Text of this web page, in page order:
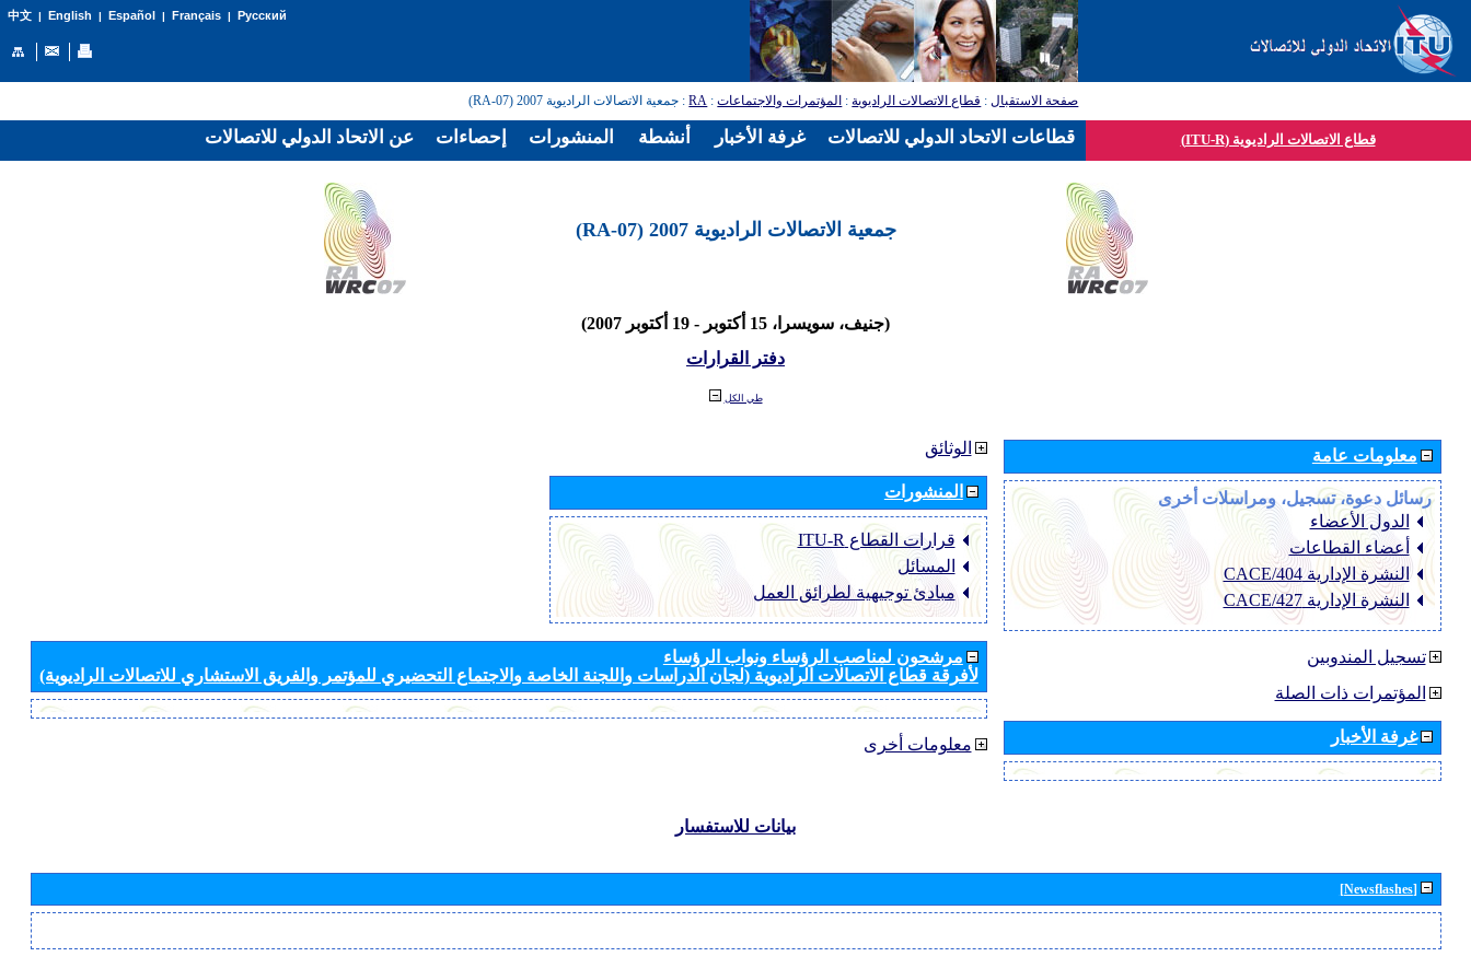
中文| English | Español | Français| Русский
صفحة الاستقبال: قطاع الاتصالات الراديوية: المؤتمرات والاجتماعات:
RA: جمعية الاتصالات الراديوية 2007 (RA-07)
قطاع الاتصالات الراديوية (ITU-R)
جمعية الاتصالات الراديوية 2007 (RA-07)
(جنيف، سويسرا، 15 أكتوبر - 19 أكتوبر 2007)
دفتر القرارات
طي الكل
الوثائق
المنشورات
قرارات القطاع ‏ITU-R
المسائل
مبادئ توجيهية لطرائق العمل
مرشحون لمناصب الرؤساء ونواب الرؤساء
لأفرقة قطاع الاتصالات الراديوية (لجان الدراسات واللجنة الخاصة والاجتماع التحضيري للمؤتمر والفريق الاستشاري للاتصالات الراديوية)
معلومات أخرى
معلومات عامة
رسائل دعوة، تسجيل، ومراسلات أخرى
الدول الأعضاء
أعضاء القطاعات
النشرة الإدارية CACE/404
النشرة الإدارية CACE/427
تسجيل المندوبين
المؤتمرات ذات الصلة
غرفة الأخبار
بيانات للاستفسار
[Newsflashes]
عن الاتحاد الدولي للاتصالات إحصاءات المنشورات أنشطة غرفة الأخبار قطاعات الاتحاد الدولي للاتصالات